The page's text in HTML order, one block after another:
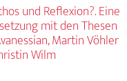
und Reflexion?. Eine
mit den Thesen
Martin Vöhler
Wilm